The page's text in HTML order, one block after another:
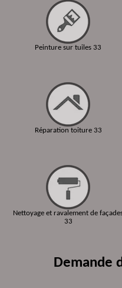
Peinture sur tuiles 33
Réparation toiture 33
Nettoyage et ravalement de
33
Demande